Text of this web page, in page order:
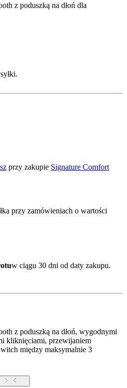
z poduszką na dłoń dla
przy zakupie Signature Comfort
przy zamówieniach o wartości
w ciągu 30 dni od daty zakupu.
z poduszką na dłoń, wygodnymi
kliknięciami, przewijaniem
między maksymalnie 3